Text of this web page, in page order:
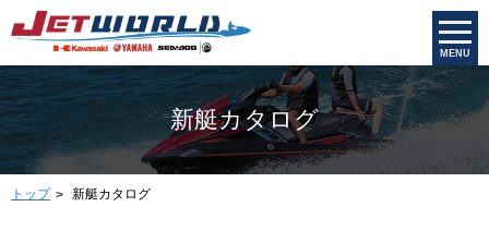
MENU
新艇カタログ
トップ 新艇カタログ